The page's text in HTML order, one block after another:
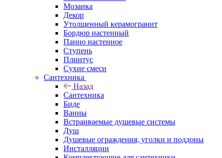
Мозаика
Декор
Утолщенный керамогранит
Бордюр настенный
Панно настенное
Ступень
Плинтус
Сухие смеси
Сантехника
Назад
Сантехника
Биде
Ванны
Встраиваемые душевые системы
Душ
Душевые ограждения, уголки и поддоны
Инсталляции